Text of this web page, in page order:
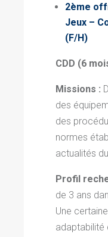
2ème
Jeux –
(F/H)
CDD (6
Missions :
des
des
normes
actualités
Profil
de 3 ans
Une
adaptabilité